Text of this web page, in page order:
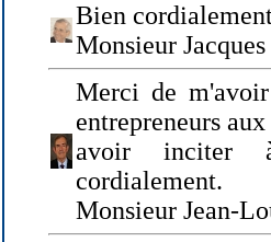
Bien
Monsieur
Merci de
entrepreneurs
avoir inciter
cordialement.
Monsieur Jean-